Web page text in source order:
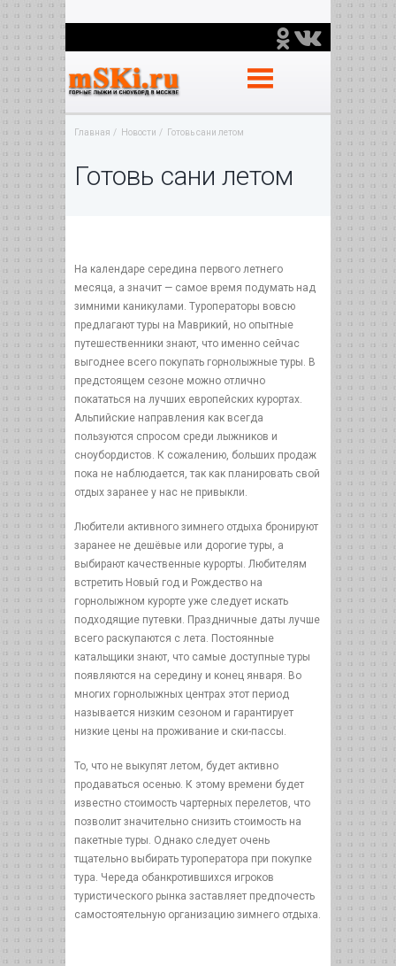
Главная Новости Готовь сани летом
Готовь сани летом
На календаре середина первого летнего
месяца, а значит — самое время подумать над
зимними каникулами. Туроператоры вовсю
предлагают туры на Маврикий, но опытные
путешественники знают, что именно сейчас
выгоднее всего покупать горнолыжные туры. В
предстоящем сезоне можно отлично
покататься на лучших европейских курортах.
Альпийские направления как всегда
пользуются спросом среди лыжников и
сноубордистов. К сожалению, больших продаж
пока не наблюдается, так как планировать свой
отдых заранее у нас не привыкли.
Любители активного зимнего отдыха бронируют
заранее не дешёвые или дорогие туры, а
выбирают качественные курорты. Любителям
встретить Новый год и Рождество на
горнолыжном курорте уже следует искать
подходящие путевки. Праздничные даты лучше
всего раскупаются с лета. Постоянные
катальщики знают, что самые доступные туры
появляются на середину и конец января. Во
многих горнолыжных центрах этот период
называется низким сезоном и гарантирует
низкие цены на проживание и ски-пассы.
То, что не выкупят летом, будет активно
продаваться осенью. К этому времени будет
известно стоимость чартерных перелетов, что
позволит значительно снизить стоимость на
пакетные туры. Однако следует очень
тщательно выбирать туроператора при покупке
тура. Череда обанкротившихся игроков
туристического рынка заставляет предпочесть
самостоятельную организацию зимнего отдыха.